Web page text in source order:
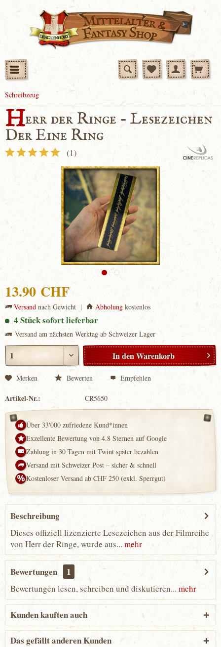
Schreibzeug
Herr der Ringe - Lesezeichen
Der Eine Ring
(1)
13.90 CHF
Versandnach Gewicht | Abholungkostenlos
4 Stück sofort lieferbar
Versand am nächsten Werktag ab Schweizer Lager
In denWarenkorb
Merken Bewerten Empfehlen
Artikel-Nr.: CR5650
Über 33'000 zufriedene Kund*innen
Exzellente Bewertung von 4.8 Sternen auf Google
Zahlung in 30 Tagen mit Twint später bezahlen
Versand mit Schweizer Post – sicher & schnell
Kostenloser Versand ab CHF 250 (exkl. Sperrgut)
Beschreibung
Dieses offiziell lizenzierte Lesezeichen aus der Filmreihe
von Herr der Ringe, wurde aus...mehr
Bewertungen 1
Bewertungen lesen, schreiben und diskutieren... mehr
Kunden kauften auch
Das gefällt anderen Kunden